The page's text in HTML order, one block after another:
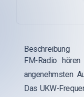
Beschreibung
FM-Radio
angenehmsten
Das UKW-